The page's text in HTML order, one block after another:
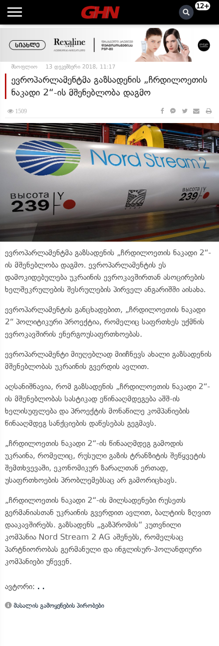
12+
მსოფლიო 13 დეკემბერი 2018, 11:17
ევროპარლამენტმა გაზსადენის „ჩრდილოეთის
ნაკადი 2“-ის მშენებლობა დაგმო
1509
ევროპარლამენტმა გაზსადენის „ჩრდილოეთის ნაკადი 2“-
ის მშენებლობა დაგმო. ევროპარლამენტის ეს
დამოკიდებულება უკრაინის ევროკავშირთან ასოცირების
ხელშეკრულების შესრულების პირველ ანგარიშში აისახა.
ევროპარლამენტის განცხადებით, „ჩრდილოეთის ნაკადი
2“ პოლიტიკური პროექტია, რომელიც საფრთხეს უქმნის
ევროკავშირის ენერგოუსაფრთხოებას.
ევროპარლამენტი მიუღებლად მიიჩნევს ახალი გაზსადენის
მშენებლობას უკრაინის გვერდის ავლით.
აღსანიშნავია, რომ გაზსადენის „ჩრდილოეთის ნაკადი 2“-
ის მშენებლობას სასტიკად ეწინააღმდეგება აშშ-ის
ხელისუფლება და პროექტის მონაწილე კომპანიების
წინააღმდეგ სანქციების დაწესებას გეგმავს.
„ჩრდილოეთის ნაკადი 2“-ის წინააღმდეგ გამოდის
უკრაინა, რომელიც, რუსული გაზის ტრანზიტის შეწყვეტის
შემთხვევაში, ეკონომიკურ ზარალთან ერთად,
უსაფრთხოების პრობლემებსაც არ გამორიცხავს.
„ჩრდილოეთის ნაკადი 2“-ის მილსადენები რუსეთს
გერმანიასთან უკრაინის გვერდით ავლით, ბალტიის ზღვით
დააკავშირებს. გაზსადენს „გაზპრომის“ კუთვნილი
კომპანია Nord Stream 2 AG აშენებს, რომელსაც
პარტნიორობას გერმანული და ინგლისურ-ჰოლანდიური
კომპანიები უწევენ.
ავტორი: . .
მასალის გამოყენების პირობები